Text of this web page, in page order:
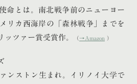
命とは。南北戦争前のニューヨー
リカ西海岸の「森林戦争」までを
ツァー賞受賞作。
（ →Amazon ）
ンストン生まれ。イリノイ大学で